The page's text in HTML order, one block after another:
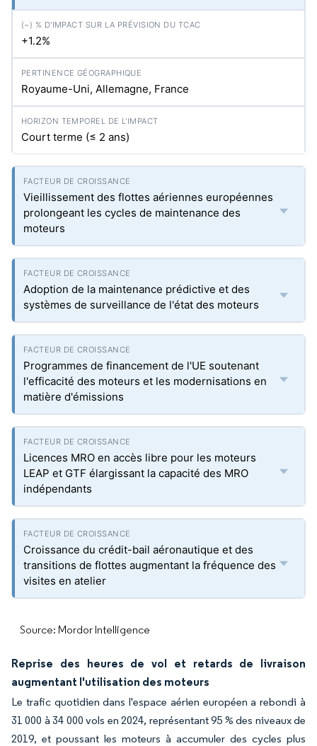
+1.2%
Royaume-Uni, Allemagne, France
Court terme (≤ 2 ans)
Vieillissement des flottes aériennes européennes
prolongeant les cycles de maintenance des
moteurs
Adoption de la maintenance prédictive et des
systèmes de surveillance de l'état des moteurs
Programmes de financement de l'UE soutenant
l'efficacité des moteurs et les modernisations en
matière d'émissions
Licences MRO en accès libre pour les moteurs
LEAP et GTF élargissant la capacité des MRO
indépendants
Croissance du crédit-bail aéronautique et des
transitions de flottes augmentant la fréquence des
visites en atelier
Source: Mordor Intelligence
Reprise des heures de vol et retards de livraison
augmentant l'utilisation des moteurs
Le trafic quotidien dans l'espace aérien européen a rebondi à
31 000 à 34 000 vols en 2024, représentant 95 % des niveaux de
2019, et poussant les moteurs à accumuler des cycles plus